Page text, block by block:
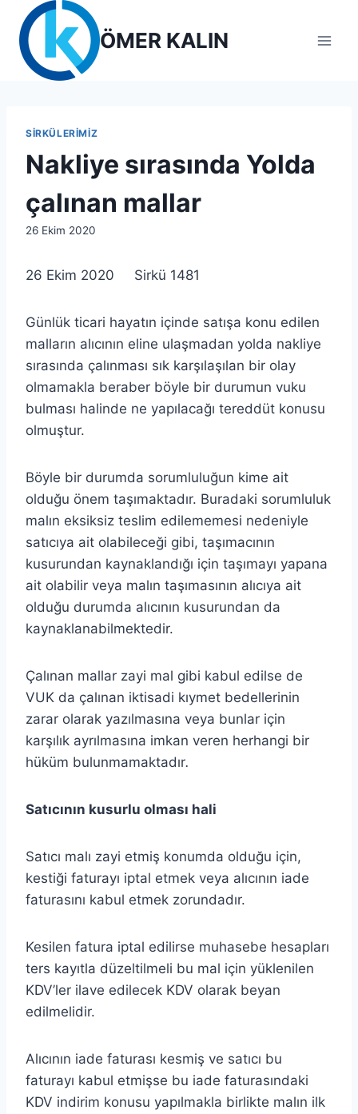
content
ÖMER KALIN
SIRKÜLERIMIZ
Nakliye sırasında Yolda
çalınan mallar
By
26 Ekim 2020
26 Ekim 2020 Sirkü 1481
Günlük ticari hayatın içinde satışa konu edilen
malların alıcının eline ulaşmadan yolda nakliye
sırasında çalınması sık karşılaşılan bir olay
olmamakla beraber böyle bir durumun vuku
bulması halinde ne yapılacağı tereddüt konusu
olmuştur.
Böyle bir durumda sorumluluğun kime ait
olduğu önem taşımaktadır. Buradaki sorumluluk
malın eksiksiz teslim edilememesi nedeniyle
satıcıya ait olabileceği gibi, taşımacının
kusurundan kaynaklandığı için taşımayı yapana
ait olabilir veya malın taşımasının alıcıya ait
olduğu durumda alıcının kusurundan da
kaynaklanabilmektedir.
Çalınan mallar zayi mal gibi kabul edilse de
VUK da çalınan iktisadi kıymet bedellerinin
zarar olarak yazılmasına veya bunlar için
karşılık ayrılmasına imkan veren herhangi bir
hüküm bulunmamaktadır.
Satıcının kusurlu olması hali
Satıcı malı zayi etmiş konumda olduğu için,
kestiği faturayı iptal etmek veya alıcının iade
faturasını kabul etmek zorundadır.
Kesilen fatura iptal edilirse muhasebe hesapları
ters kayıtla düzeltilmeli bu mal için yüklenilen
KDV’ler ilave edilecek KDV olarak beyan
edilmelidir.
Alıcının iade faturası kesmiş ve satıcı bu
faturayı kabul etmişse bu iade faturasındaki
KDV indirim konusu yapılmakla birlikte malın ilk